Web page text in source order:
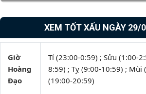
XEM TỐT XẤU NGÀY 29/
Giờ
Hoàng
Đạo
Tí (23:00-0:59) ; Sửu (1:00-
8:59) ; Tỵ (9:00-10:59) ; Mùi
(19:00-20:59)